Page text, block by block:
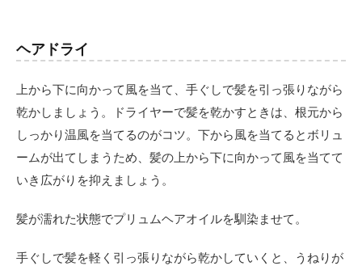
ヘアドライ
上から下に向かって風を当て、手ぐしで髪を引っ張りながら
乾かしましょう。ドライヤーで髪を乾かすときは、根元から
しっかり温風を当てるのがコツ。下から風を当てるとボリュ
ームが出てしまうため、髪の上から下に向かって風を当てて
いき広がりを抑えましょう。
髪が濡れた状態でプリュムヘアオイルを馴染ませて。
手ぐしで髪を軽く引っ張りながら乾かしていくと、うねりが